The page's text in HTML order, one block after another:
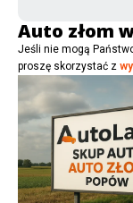
Auto złom
Jeśli nie mogą
proszę skorzystać z